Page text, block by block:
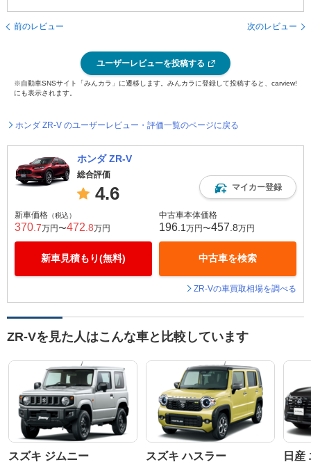
前のレビュー 次のレビュー
ユーザーレビューを投稿する
※自動車SNSサイト「みんカラ」に遷移します。みんカラに登録して投稿すると、carview!
にも表示されます。
ホンダ ZR-V のユーザーレビュー・評価一覧のページに戻る
ホンダ ZR-V
総合評価
4.6 マイカー登録
新車価格 （税込）
370 .7万円〜472 .8万円
新車見積もり(無料)
中古車本体価格
196 .1 万円〜457 .8万円
中古車を検索
ZR-Vの車買取相場を調べる
ZR-Vを見た人はこんな車と比較しています
スズキ ジムニー スズキ ハスラー 日産